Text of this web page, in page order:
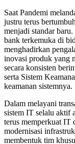
Saat Pandemi
justru terus
menjadi standar
bank terkemuka di
menghadirkan
inovasi produk yang
secara konsisten
serta Sistem
keamanan sistemnya.
Dalam melayani
sistem IT selalu aktif
terus memperkuat IT
modernisasi
membentuk tim